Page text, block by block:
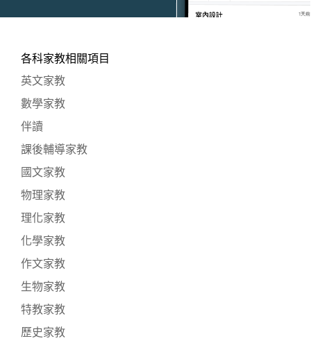
各科家教相關項目
英文家教
數學家教
伴讀
課後輔導家教
國文家教
物理家教
理化家教
化學家教
作文家教
生物家教
特教家教
歷史家教